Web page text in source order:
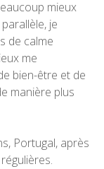
mieux
je
de calme
me
bien-être et de
manière plus
Portugal, après